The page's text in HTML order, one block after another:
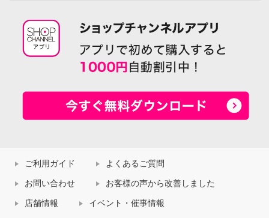
ご利用ガイド よくあるご質問
お問い合わせ お客様の声から改善しました
店舗情報 イベント・催事情報